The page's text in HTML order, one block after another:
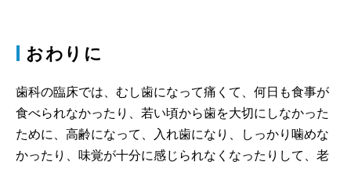
おわりに
歯科の臨床では、むし歯になって痛くて、何日も食事が
食べられなかったり、若い頃から歯を大切にしなかった
ために、高齢になって、入れ歯になり、しっかり噛めな
かったり、味覚が十分に感じられなくなったりして、老